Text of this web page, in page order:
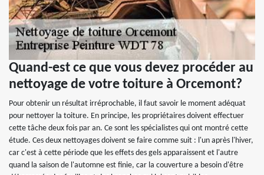
Quand-est ce que vous devez procéder au
nettoyage de votre toiture à Orcemont?
Pour obtenir un résultat irréprochable, il faut savoir le moment adéquat
pour nettoyer la toiture. En principe, les propriétaires doivent effectuer
cette tâche deux fois par an. Ce sont les spécialistes qui ont montré cette
étude. Ces deux nettoyages doivent se faire comme suit : l'un après l'hiver,
car c'est à cette période que les effets des gels apparaissent et l'autre
quand la saison de l'automne est finie, car la couverture a besoin d'être